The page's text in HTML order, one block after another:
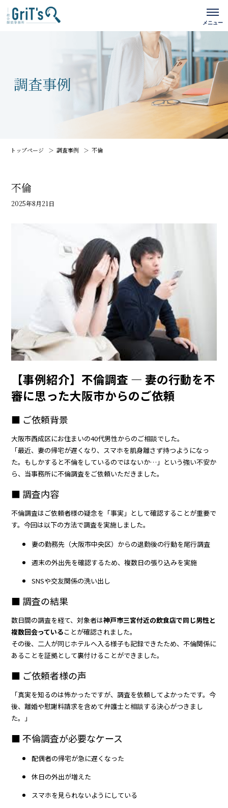
トップページ 調査事例 不倫
不倫
2025年8月21日
【事例紹介】不倫調査 ― 妻の行動を不
審に思った大阪市からのご依頼
■ ご依頼背景
大阪市西成区にお住まいの40代男性からのご相談でした。
「最近、妻の帰宅が遅くなり、スマホを肌身離さず持つようになっ
た。もしかすると不倫をしているのではないか…」という強い不安か
ら、当事務所に不倫調査をご依頼いただきました。
■ 調査内容
不倫調査はご依頼者様の疑念を「事実」として確認することが重要で
す。今回は以下の方法で調査を実施しました。
妻の勤務先（大阪市中央区）からの退勤後の行動を尾行調査
週末の外出先を確認するため、複数日の張り込みを実施
SNSや交友関係の洗い出し
■ 調査の結果
数日間の調査を経て、対象者は神戸市三宮付近の飲食店で同じ男性と
複数回会っていることが確認されました。
その後、二人が同じホテルへ入る様子も記録できたため、不倫関係に
あることを証拠として裏付けることができました。
■ ご依頼者様の声
「真実を知るのは怖かったですが、調査を依頼してよかったです。今
後、離婚や慰謝料請求を含めて弁護士と相談する決心がつきまし
た。」
■ 不倫調査が必要なケース
配偶者の帰宅が急に遅くなった
休日の外出が増えた
スマホを見られないようにしている